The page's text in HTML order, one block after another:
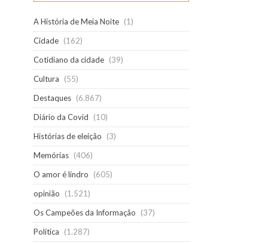
A História de Meia Noite (1)
Cidade (162)
Cotidiano da cidade (39)
Cultura
(55)
Destaques (6.867)
Diário da Covid
(10)
Histórias de eleição
(3)
Memórias (406)
O amor é lindro
(605)
opinião
(1.521)
Os Campeões da Informação
(37)
Política
(1.287)